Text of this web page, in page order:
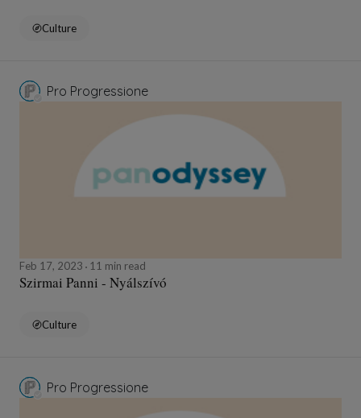
Culture
Pro Progressione
Feb 17, 2023 11 min read
Szirmai Panni - Nyálszívó
Culture
Pro Progressione